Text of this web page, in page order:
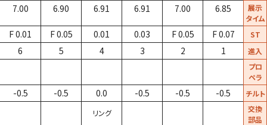
展示
タイム
6.85
7.00
6.91
6.91
6.90
7.00
ST
F 0.07
F 0.05
0.03
0.01
F 0.05
F 0.01
進入
1
2
3
4
5
6
プロ
ペラ
チルト
-0.5
-0.5
-0.5
0.0
-0.5
-0.5
交換
部品
リング